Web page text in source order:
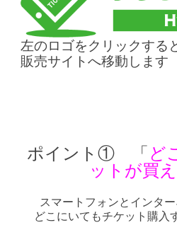
左のロゴをクリックする
販売サイトへ移動します
ポイント① 「ど
ットが買
スマートフォンとインタ
どこにいてもチケット購入